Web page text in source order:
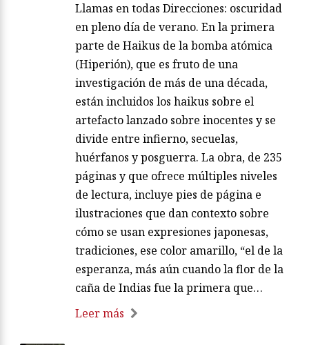
Llamas en todas Direcciones: oscuridad
en pleno día de verano. En la primera
parte de Haikus de la bomba atómica
(Hiperión), que es fruto de una
investigación de más de una década,
están incluidos los haikus sobre el
artefacto lanzado sobre inocentes y se
divide entre infierno, secuelas,
huérfanos y posguerra. La obra, de 235
páginas y que ofrece múltiples niveles
de lectura, incluye pies de página e
ilustraciones que dan contexto sobre
cómo se usan expresiones japonesas,
tradiciones, ese color amarillo, “el de la
esperanza, más aún cuando la flor de la
caña de Indias fue la primera que…
Leer más